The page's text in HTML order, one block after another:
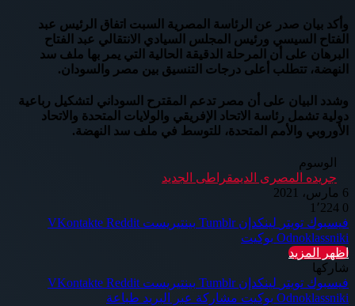
وأكد بيان صدر عن الرئاسة المصرية السبت اتفاق الرئيس عبد
الفتاح السيسي ورئيس المجلس السيادي الانتقالي عبد الفتاح
البرهان على أن المرحلة الدقيقة الحالية التي يمر بها ملف سد
النهضة، تتطلب أعلى درجات التنسيق بين مصر والسودان.
وشدد البيان على أن مصر تدعم المقترح السوداني لتشكيل رباعية
دولية تشمل رئاسة الاتحاد الإفريقي والولايات المتحدة والاتحاد
الأوروبي والأمم المتحدة، للتوسط في ملف سد النهضة.
الوسوم
جريده المصرى الديمقراطى الجديد
6 مارس، 2021
0
فيسبوك تويتر لينكدإن بينتيريست
Odnoklassniki بوكيت
اظهر المزيد
شاركها
فيسبوك تويتر لينكدإن بينتيريست
Odnoklassniki بوكيت مشاركة عبر البريد طباعة